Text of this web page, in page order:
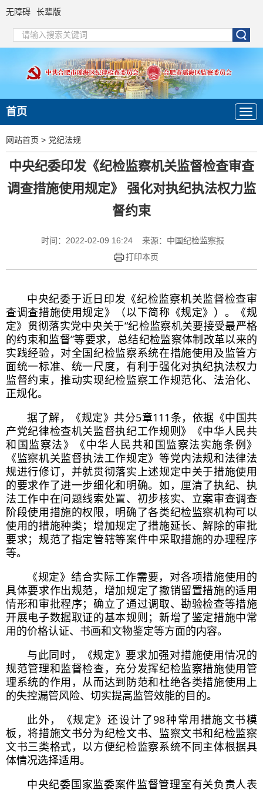
无障碍 长辈版
首页
网站首页 > 党纪法规
中央纪委印发《纪检监察机关监督检查审查
调查措施使用规定》 强化对执纪执法权力监
督约束
时间：2022-02-09 16:24
来源：中国纪检监察报
打印本页
中央纪委于近日印发《纪检监察机关监督检查审
查调查措施使用规定》（以下简称《规定》）。《规
定》贯彻落实党中央关于“纪检监察机关要接受最严格
的约束和监督”等要求，总结纪检监察体制改革以来的
实践经验，对全国纪检监察系统在措施使用及监管方
面统一标准、统一尺度，有利于强化对执纪执法权力
监督约束，推动实现纪检监察工作规范化、法治化、
正规化。
据了解，《规定》共分5章111条，依据《中国共
产党纪律检查机关监督执纪工作规则》《中华人民共
和国监察法》《中华人民共和国监察法实施条例》
《监察机关监督执法工作规定》等党内法规和法律法
规进行修订，并就贯彻落实上述规定中关于措施使用
的要求作了进一步细化和明确。如，厘清了执纪、执
法工作中在问题线索处置、初步核实、立案审查调查
阶段使用措施的权限，明确了各类纪检监察机构可以
使用的措施种类；增加规定了措施延长、解除的审批
要求；规范了指定管辖等案件中采取措施的办理程序
等。
《规定》结合实际工作需要，对各项措施使用的
具体要求作出规范，增加规定了撤销留置措施的适用
情形和审批程序；确立了通过调取、勘验检查等措施
开展电子数据取证的基本规则；新增了鉴定措施中常
用的价格认证、书画和文物鉴定等方面的内容。
与此同时，《规定》要求加强对措施使用情况的
规范管理和监督检查，充分发挥纪检监察措施使用管
理系统的作用，从而达到防范和杜绝各类措施使用上
的失控漏管风险、切实提高监管效能的目的。
此外，《规定》还设计了98种常用措施文书模
板，将措施文书分为纪检文书、监察文书和纪检监察
文书三类格式，以方便纪检监察系统不同主体根据具
体情况选择适用。
中央纪委国家监委案件监督管理室有关负责人表